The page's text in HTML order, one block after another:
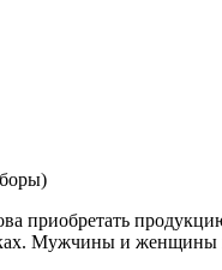
приобретать
Мужчины и женщины